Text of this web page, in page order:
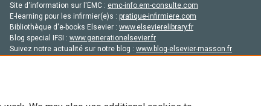
Site d'information sur l'EMC : emc-info.em-consulte.com
E-learning pour les infirmier(e)s : pratique-infirmiere.com
Bibliothèque d'e-books Elsevier : www.elsevierelibrary.fr
Blog special IFSI : www.generationelsevier.fr
Suivez notre actualité sur notre blog : www.blog-elsevier-masson.fr